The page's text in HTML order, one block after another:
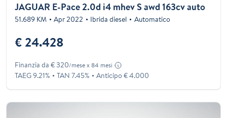
JAGUAR E-Pace 2.0d i4 mhev S awd 163cv auto
51.689 KM Apr 2022 Ibrida diesel Automatico
€ 24.428
Finanzia da € 320/mese x 84 mesi
TAEG 9.21% TAN 7.45% Anticipo € 4.000